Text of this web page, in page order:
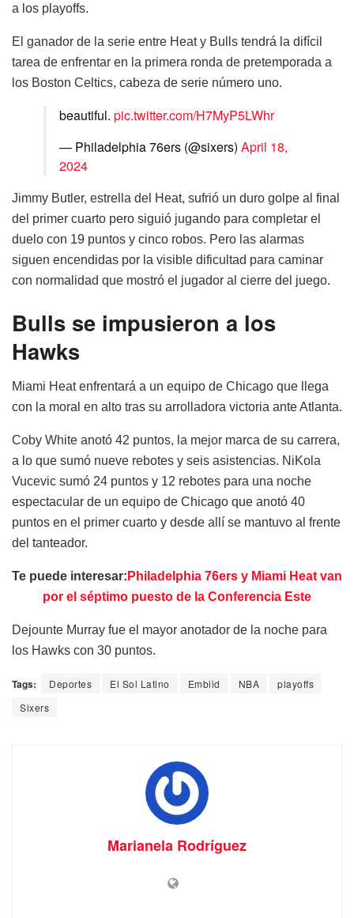
a los playoffs.
El ganador de la serie entre Heat y Bulls tendrá la difícil
tarea de enfrentar en la primera ronda de pretemporada a
los Boston Celtics, cabeza de serie número uno.
beautiful. pic.twitter.com/H7MyP5LWhr
— Philadelphia 76ers (@sixers) April 18,
2024
Jimmy Butler, estrella del Heat, sufrió un duro golpe al final
del primer cuarto pero siguió jugando para completar el
duelo con 19 puntos y cinco robos. Pero las alarmas
siguen encendidas por la visible dificultad para caminar
con normalidad que mostró el jugador al cierre del juego.
Bulls se impusieron a los
Hawks
Miami Heat enfrentará a un equipo de Chicago que llega
con la moral en alto tras su arrolladora victoria ante Atlanta.
Coby White anotó 42 puntos, la mejor marca de su carrera,
a lo que sumó nueve rebotes y seis asistencias. NiKola
Vucevic sumó 24 puntos y 12 rebotes para una noche
espectacular de un equipo de Chicago que anotó 40
puntos en el primer cuarto y desde allí se mantuvo al frente
del tanteador.
Te puede interesar: Philadelphia 76ers y Miami Heat van
por el séptimo puesto de la Conferencia Este
Dejounte Murray fue el mayor anotador de la noche para
los Hawks con 30 puntos.
Tags: Deportes El Sol Latino Embiid NBA
playoffs
Sixers
Marianela Rodríguez